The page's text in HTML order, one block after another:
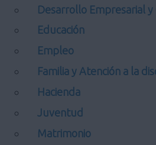
Desarrollo Empresarial y
Educación
Empleo
Familia y Atención a la
Hacienda
Juventud
Matrimonio